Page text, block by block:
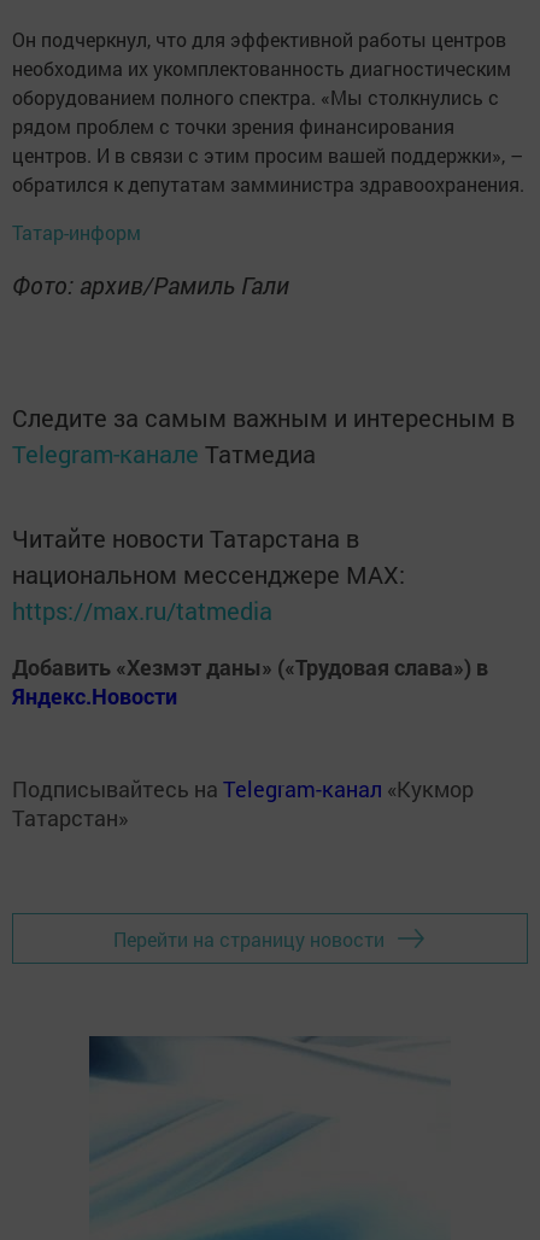
Он подчеркнул, что для эффективной работы центров
необходима их укомплектованность диагностическим
оборудованием полного спектра. «Мы столкнулись с
рядом проблем с точки зрения финансирования
центров. И в связи с этим просим вашей поддержки», –
обратился к депутатам замминистра здравоохранения.
Татар-информ
Фото: архив/Рамиль Гали
Следите за самым важным и интересным в
Telegram-канале Татмедиа
Читайте новости Татарстана в
национальном мессенджере MАХ:
https://max.ru/tatmedia
Добавить «Хезмэт даны» («Трудовая слава») в
Яндекс.Новости
Подписывайтесь на Telegram-канал «Кукмор
Татарстан»
Перейти на страницу новости